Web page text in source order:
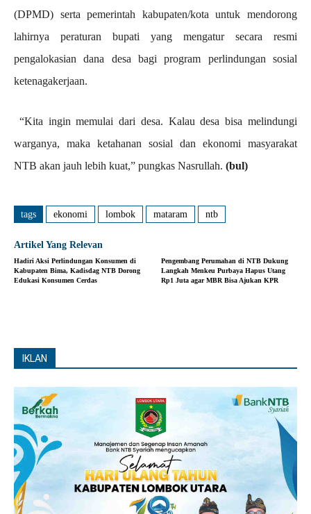
(DPMD) serta pemerintah kabupaten/kota untuk mendorong
lahirnya peraturan bupati yang mengatur secara resmi
pengalokasian dana desa bagi program perlindungan sosial
ketenagakerjaan.
“Kita ingin memulai dari desa. Kalau desa bisa melindungi
warganya, maka ketahanan sosial dan ekonomi masyarakat
NTB akan jauh lebih kuat,” pungkas Nasrullah. (bul)
tags ekonomi lombok mataram ntb
Artikel Yang Relevan
Hadiri Aksi Perlindungan Konsumen di
Kabupaten Bima, Kadisdag NTB Dorong
Edukasi Konsumen Cerdas
Pengembang Perumahan di NTB Dukung
Langkah Menkeu Purbaya Hapus Utang
Rp1 Juta agar MBR Bisa Ajukan KPR
IKLAN